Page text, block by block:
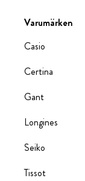
Varumärken
Casio
Certina
Gant
Longines
Seiko
Tissot